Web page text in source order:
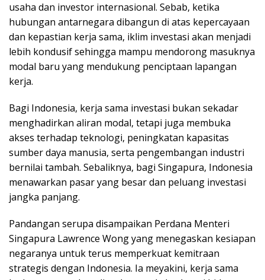
usaha dan investor internasional. Sebab, ketika
hubungan antarnegara dibangun di atas kepercayaan
dan kepastian kerja sama, iklim investasi akan menjadi
lebih kondusif sehingga mampu mendorong masuknya
modal baru yang mendukung penciptaan lapangan
kerja.
Bagi Indonesia, kerja sama investasi bukan sekadar
menghadirkan aliran modal, tetapi juga membuka
akses terhadap teknologi, peningkatan kapasitas
sumber daya manusia, serta pengembangan industri
bernilai tambah. Sebaliknya, bagi Singapura, Indonesia
menawarkan pasar yang besar dan peluang investasi
jangka panjang.
Pandangan serupa disampaikan Perdana Menteri
Singapura Lawrence Wong yang menegaskan kesiapan
negaranya untuk terus memperkuat kemitraan
strategis dengan Indonesia. Ia meyakini, kerja sama